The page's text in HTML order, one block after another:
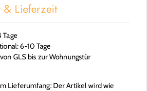
& Lieferzeit
Tage
6-10 Tage
GLS bis zur Wohnungstür
Lieferumfang: Der Artikel wird wie